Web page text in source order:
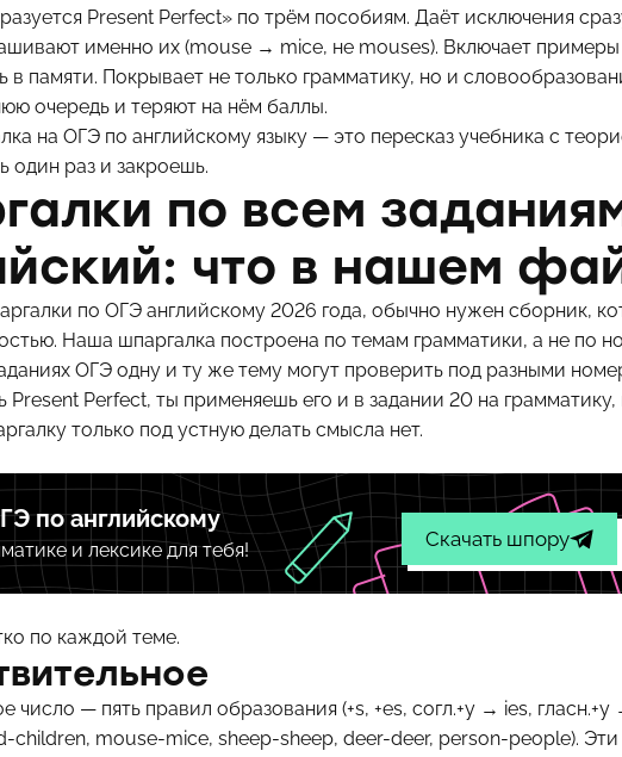
Present Perfect» по трём пособиям. Даёт исключения
именно их (mouse → mice, не mouses). Включает
в памяти. Покрывает не только грамматику, но и
очередь и теряют на нём баллы.
на ОГЭ по английскому языку — это пересказ учебника с
один раз и закроешь.
по всем
что в нашем
по ОГЭ английскому 2026 года, обычно нужен сборник,
Наша шпаргалка построена по темам грамматики, а не по
ОГЭ одну и ту же тему могут проверить под разными
Present Perfect, ты применяешь его и в задании 20 на
только под устную делать смысла нет.
по английскому
и лексике для тебя! Скачать шпору
по каждой теме.
число — пять правил образования (+s, +es, согл.+y → ies,
children, mouse-mice, sheep-sheep, deer-deer, person-people).